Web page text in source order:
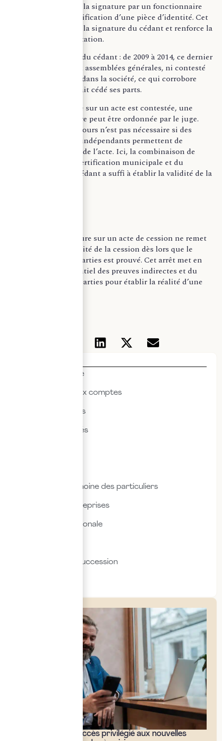
Actualités & veille
Commissariat aux comptes
Droit des affaires
Droit des sociétés
Fiscalité & patrimoine des particuliers
Fiscalité des entreprises
Fiscalité internationale
Transmission & succession
Bénéficiez d'un accès privilégié aux nouvelles
– La certification de la signature par un fonctionnaire
municipal, après vérification d’une pièce d’identité. Cet
élément authentifie la signature du cédant et renforce la
crédibilité de l’attestation.
– Le comportement du cédant : de 2009 à 2014, ce dernier
n’a pas participé aux assemblées générales, ni contesté
son absence de rôle dans la société, ce qui corrobore
l’hypothèse qu’il avait cédé ses parts.
Lorsque la signature sur un acte est contestée, une
vérification d’écriture peut être ordonnée par le juge.
Toutefois, un tel recours n’est pas nécessaire si des
éléments de preuve indépendants permettent de
démontrer la réalité de l’acte. Ici, la combinaison de
l’attestation, de la certification municipale et du
comportement du cédant a suffi à établir la validité de la
L’absence de signature sur un acte de cession ne remet
pas en cause la validité de la cession dès lors que le
consentement des parties est prouvé. Cet arrêt met en
lumière le rôle essentiel des preuves indirectes et du
comportement des parties pour établir la réalité d’une